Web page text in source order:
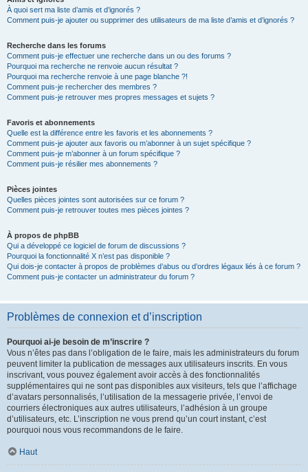
À quoi sert ma liste d’amis et d’ignorés ?
Comment puis-je ajouter ou supprimer des utilisateurs de ma liste d’amis et d’ignorés ?
Recherche dans les forums
Comment puis-je effectuer une recherche dans un ou des forums ?
Pourquoi ma recherche ne renvoie aucun résultat ?
Pourquoi ma recherche renvoie à une page blanche ?!
Comment puis-je rechercher des membres ?
Comment puis-je retrouver mes propres messages et sujets ?
Favoris et abonnements
Quelle est la différence entre les favoris et les abonnements ?
Comment puis-je ajouter aux favoris ou m’abonner à un sujet spécifique ?
Comment puis-je m’abonner à un forum spécifique ?
Comment puis-je résilier mes abonnements ?
Pièces jointes
Quelles pièces jointes sont autorisées sur ce forum ?
Comment puis-je retrouver toutes mes pièces jointes ?
À propos de phpBB
Qui a développé ce logiciel de forum de discussions ?
Pourquoi la fonctionnalité X n’est pas disponible ?
Qui dois-je contacter à propos de problèmes d’abus ou d’ordres légaux liés à ce forum ?
Comment puis-je contacter un administrateur du forum ?
Problèmes de connexion et d’inscription
Pourquoi ai-je besoin de m’inscrire ?
Vous n’êtes pas dans l’obligation de le faire, mais les administrateurs du forum
peuvent limiter la publication de messages aux utilisateurs inscrits. En vous
inscrivant, vous pouvez également avoir accès à des fonctionnalités
supplémentaires qui ne sont pas disponibles aux visiteurs, tels que l’affichage
d’avatars personnalisés, l’utilisation de la messagerie privée, l’envoi de
courriers électroniques aux autres utilisateurs, l’adhésion à un groupe
d’utilisateurs, etc. L’inscription ne vous prend qu’un court instant, c’est
pourquoi nous vous recommandons de le faire.
Haut